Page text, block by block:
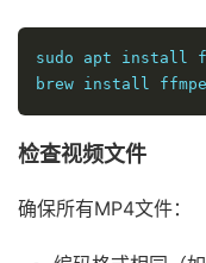
sudo apt install
brew install
检查视频文件
确保所有MP4文件：